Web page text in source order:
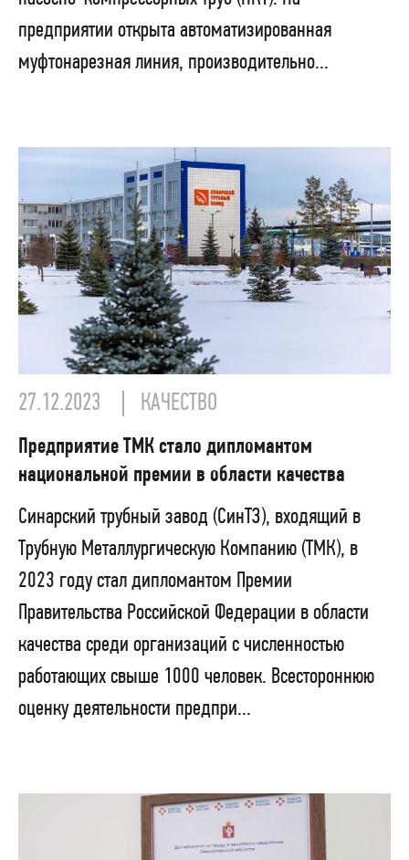
предприятии открыта автоматизированная
муфтонарезная линия, производительно...
27.12.2023 КАЧЕСТВО
Предприятие ТМК стало дипломантом
национальной премии в области качества
Синарский трубный завод (СинТЗ), входящий в
Трубную Металлургическую Компанию (ТМК), в
2023 году стал дипломантом Премии
Правительства Российской Федерации в области
качества среди организаций с численностью
работающих свыше 1000 человек. Всестороннюю
оценку деятельности предпри...